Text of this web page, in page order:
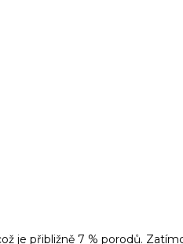
je přibližně 7 % porodů.